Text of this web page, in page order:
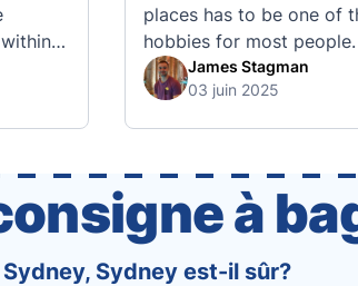
help
places has to be one of
hobbies for most
quite like visiting a brand
or region and
James Stagman
03 juin 2025
à
Sydney est-il sûr?